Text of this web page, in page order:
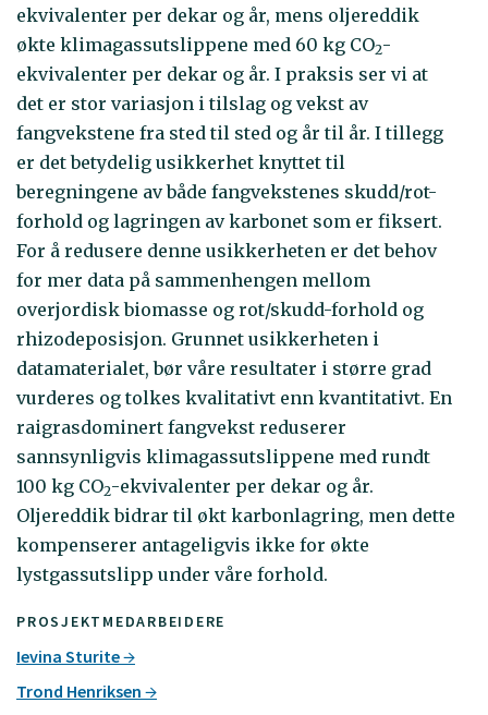
PROSJEKTMEDARBEIDERE
Ievina Sturite
Trond Henriksen
ekvivalenter per dekar og år, mens oljereddik
økte klimagassutslippene med 60 kg CO2-
ekvivalenter per dekar og år. I praksis ser vi at
det er stor variasjon i tilslag og vekst av
fangvekstene fra sted til sted og år til år. I tillegg
er det betydelig usikkerhet knyttet til
beregningene av både fangvekstenes skudd/rot-
forhold og lagringen av karbonet som er fiksert.
For å redusere denne usikkerheten er det behov
for mer data på sammenhengen mellom
overjordisk biomasse og rot/skudd-forhold og
rhizodeposisjon. Grunnet usikkerheten i
datamaterialet, bør våre resultater i større grad
vurderes og tolkes kvalitativt enn kvantitativt. En
raigrasdominert fangvekst reduserer
sannsynligvis klimagassutslippene med rundt
100 kg CO2-ekvivalenter per dekar og år.
Oljereddik bidrar til økt karbonlagring, men dette
kompenserer antageligvis ikke for økte
lystgassutslipp under våre forhold.